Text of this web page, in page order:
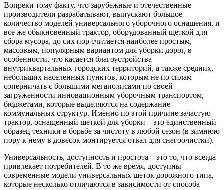
Вопреки тому факту, что зарубежные и отечественные
производители разрабатывают, выпускают большое
количество моделей универсального уборочного оснащения, и
все же обыкновенный трактор, оборудованный щеткой для
сбора мусора, до сих пор считается наиболее простым,
массовым, популярным вариантом для уборки дорог, в
особенности, что касается благоустройства
внутриквартальных городских территорий, а также средних,
небольших населенных пунктов, которым не по силам
соперничать с большими мегаполисами по своей
загруженности инновационным уборочным транспортом,
бюджетами, которые выделяются на содержание
коммунальных структур. Именно по этой причине зачастую
трактор, оснащенный щеткой для уборки – это единственный
образец техники в борьбе за чистоту в любой сезон (в зимнюю
пору к нему в довесок монтируется отвал для снегоочистки).
Универсальность, доступность и простота – это то, что всегда
привлекает потребителей. В то же время, доступны
современные модели универсальных щеток дорожного типа,
которые несколько отличаются в зависимости от способа